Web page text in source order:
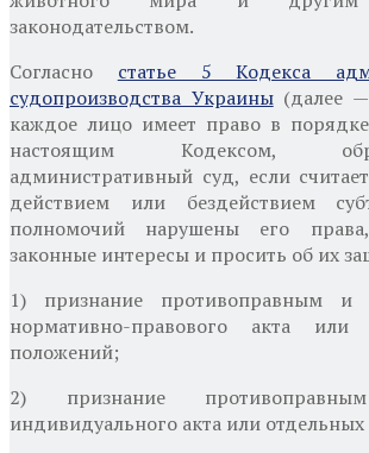
законодательством.
Согласно статье 5 Кодекса
судопроизводства Украины(далее —
каждое лицо имеет право в
настоящим Кодексом,
административный суд, если
действием или бездействием
полномочий нарушены его
законные интересы и просить об их
1) признание противоправным и
нормативно-правового акта или
положений;
2) признание
индивидуального акта или